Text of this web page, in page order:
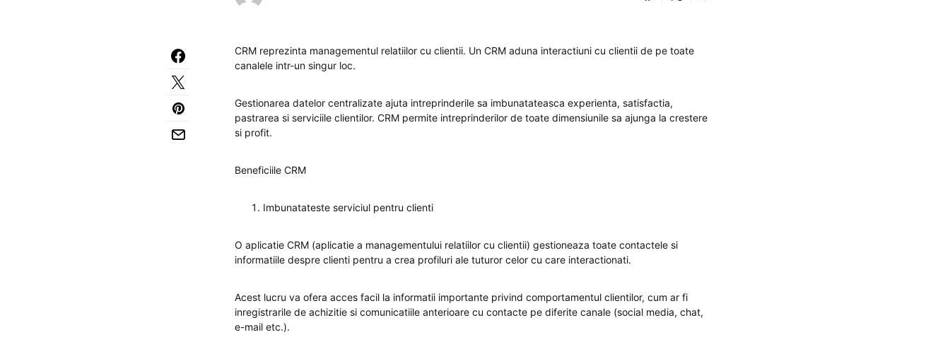
CRM reprezinta managementul relatiilor cu clientii. Un CRM aduna interactiuni cu clientii de pe toate
canalele intr-un singur loc.
Gestionarea datelor centralizate ajuta intreprinderile sa imbunatateasca experienta, satisfactia,
pastrarea si serviciile clientilor. CRM permite intreprinderilor de toate dimensiunile sa ajunga la crestere
si profit.
Beneficiile CRM
Imbunatateste serviciul pentru clienti
O aplicatie CRM (aplicatie a managementului relatiilor cu clientii) gestioneaza toate contactele si
informatiile despre clienti pentru a crea profiluri ale tuturor celor cu care interactionati.
Acest lucru va ofera acces facil la informatii importante privind comportamentul clientilor, cum ar fi
inregistrarile de achizitie si comunicatiile anterioare cu contacte pe diferite canale (social media, chat,
e-mail etc.).